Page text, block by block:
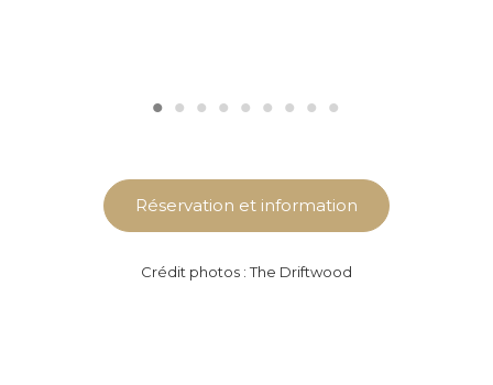
Réservation et information
Crédit photos : The Driftwood